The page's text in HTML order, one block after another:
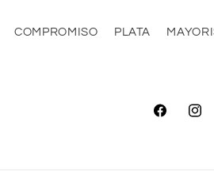
COMPROMISO PLATA
Facebook